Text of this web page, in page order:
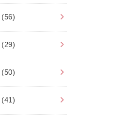
(56)
(29)
(50)
(41)